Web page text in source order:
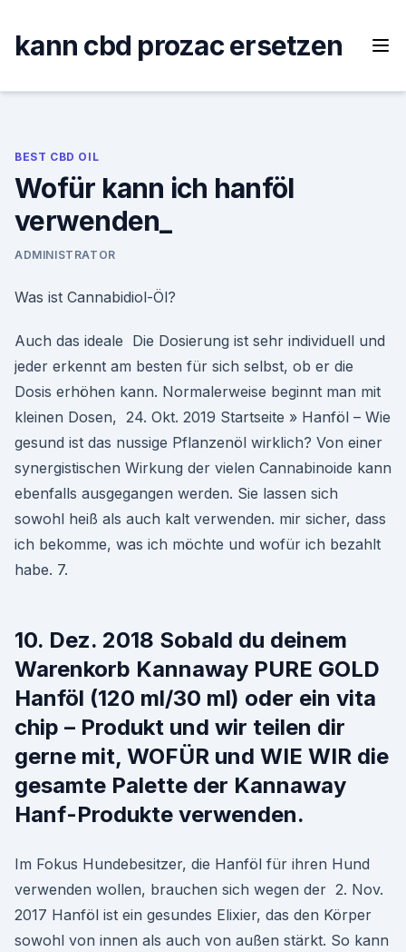
content
kann cbd prozac ersetzen
BEST CBD OIL
Wofür kann ich hanföl
verwenden_
ADMINISTRATOR
Was ist Cannabidiol-Öl?
Auch das ideale Die Dosierung ist sehr individuell und
jeder erkennt am besten für sich selbst, ob er die
Dosis erhöhen kann. Normalerweise beginnt man mit
kleinen Dosen, 24. Okt. 2019 Startseite » Hanföl – Wie
gesund ist das nussige Pflanzenöl wirklich? Von einer
synergistischen Wirkung der vielen Cannabinoide kann
ebenfalls ausgegangen werden. Sie lassen sich
sowohl heiß als auch kalt verwenden. mir sicher, dass
ich bekomme, was ich möchte und wofür ich bezahlt
habe. 7.
10. Dez. 2018 Sobald du deinem
Warenkorb Kannaway PURE GOLD
Hanföl (120 ml/30 ml) oder ein vita
chip – Produkt und wir teilen dir
gerne mit, WOFÜR und WIE WIR die
gesamte Palette der Kannaway
Hanf-Produkte verwenden.
Im Fokus Hundebesitzer, die Hanföl für ihren Hund
verwenden wollen, brauchen sich wegen der 2. Nov.
2017 Hanföl ist ein gesundes Elixier, das den Körper
sowohl von innen als auch von außen stärkt. So kann